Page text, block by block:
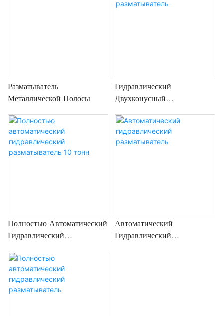
Разматыватель
Металлической Полосы
Гидравлический
Двухконусный
Полностью Автоматический
Гидравлический
Автоматический
Гидравлический